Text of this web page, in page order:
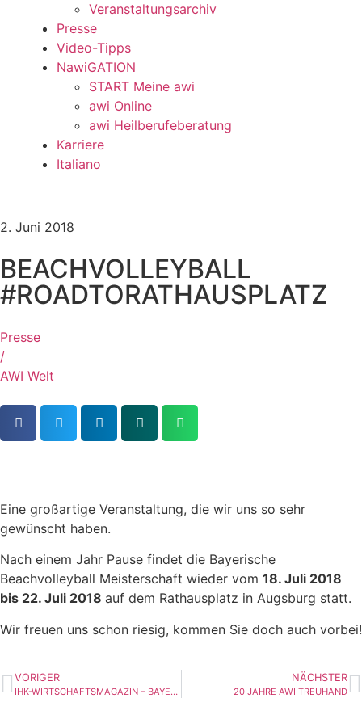
Veranstaltungsarchiv
Presse
Video-Tipps
NawiGATION
START Meine awi
awi Online
awi Heilberufeberatung
Karriere
Italiano
2. Juni 2018
BEACHVOLLEYBALL
#ROADTORATHAUSPLATZ
Presse
/
AWI Welt
Eine großartige Veranstaltung, die wir uns so sehr
gewünscht haben.
Nach einem Jahr Pause findet die Bayerische
Beachvolleyball Meisterschaft wieder vom 18. Juli 2018
bis 22. Juli 2018 auf dem Rathausplatz in Augsburg statt.
Wir freuen uns schon riesig, kommen Sie doch auch vorbei!
VORIGER
IHK-WIRTSCHAFTSMAGAZIN – BAYERISCH SCHWÄBISCHE WIRTSCHAFT 05/2018
NÄCHSTER
20 JAHRE AWI TREUHAND